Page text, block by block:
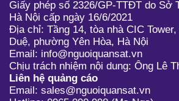
Giấy phép số 2326/GP-TTĐT do Sở
Hà Nội cấp ngày 16/6/2021
Địa chỉ: Tầng 14, tòa nhà CIC
Duệ, phường Yên Hòa, Hà Nội
Email: info@nguoiquansat.vn
Chịu trách nhiệm nội dung: Ông Lê
Liên hệ quảng cáo
Email: sales@nguoiquansat.vn